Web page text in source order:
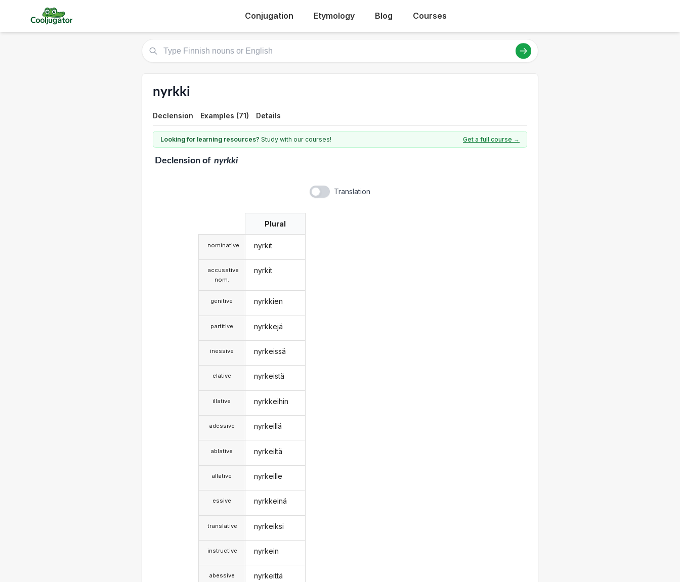
Conjugation Etymology Blog Courses
nyrkki
Declension Examples (71) Details
Looking for learning resources? Study with our courses! Get a full course →
Declensionof nyrkki
Translation
nominative
accusative
nom.
genitive
partitive
inessive
elative
illative
adessive
ablative
allative
essive
translative
instructive
abessive
Plural
nyrkit
nyrkit
nyrkkien
nyrkkejä
nyrkeissä
nyrkeistä
nyrkkeihin
nyrkeillä
nyrkeiltä
nyrkeille
nyrkkeinä
nyrkeiksi
nyrkein
nyrkeittä